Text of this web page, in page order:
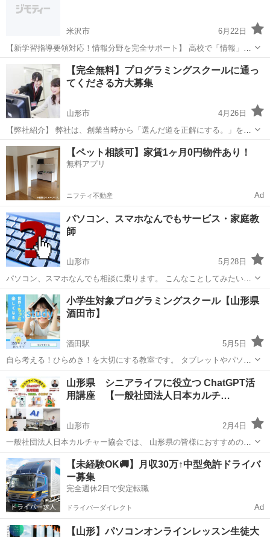
米沢市
6月22日
【新学習指導要領対応！情報分野を完全サポート】 高校で「情報」が
必修化されました。 プログラミングの基礎をしっかり身につけましょ
学校の授業...
米沢市 プログラミング 思考力
【完全無料】プログラミングスクールに通っ
てくださる方大募集
山形市
4月26日
【弊社紹介】 弊社は、創業当時から「選んだ道を正解にする。」をモ
ットーに、全ての人が自己実現に向けて挑戦できる社会の実現を目指
しています。 当社のメイン事業である「Enjoy Tech」では、累計200
名以上の卒業生...
山形 山形市 パソコン フリーランス
【ペット相談可】家賃1ヶ月0円物件あり！
無料アプリ
ニフティ不動産 Ad
パソコン、スマホなんでもサービス・家庭教
師
山形市
5月28日
パソコン、スマホなんでも相談に乗ります。 こんなことしてみたい、
何ができるの？ 初心者、シニアの方、個人事業主の方どなたでもお気
軽にご相談ください。 ご自宅、ファミレス、カフェなどご指定の場所
でマンツーマンで対応し...
山形 山形市 Windows総合 ネットショップ
小学生対象プログラミングスクール【山形県
酒田市】
酒田駅
5月5日
自ら考える！ひらめき！を大切にする教室です。 タブレットやパソコ
ンの使用が当たり前の社会でも中学・高校の授業、大学入試に向け
て、小学生のうちからプログラミングを得意分野にしませんか？ 学校
で実際に使われているカリキュ...
山形 酒田駅 プログラミング 小学生
山形県 シニアライフに役立つ ChatGPT活
用講座 【一般社団法人日本カルチ…
山形市
2月4日
一般社団法人日本カルチャー協会では、 山形県の皆様におすすめの講
座の開催をしております。 その他、下記の様々な募集も行っておりま
す。 下記のURLをクリックすると、日程などの詳細情報を見ることが
でき、 24時間ご予約...
山形 山形市 その他 オンライン
【未経験OK🚚】月収30万↑中型免許ドライバ
ー募集
完全週休2日で安定転職
ドライバーダイレクト Ad
【山形】パソコンオンラインレッスン生徒大